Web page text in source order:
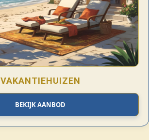
VAKANTIEHUIZEN
BEKIJK AANBOD